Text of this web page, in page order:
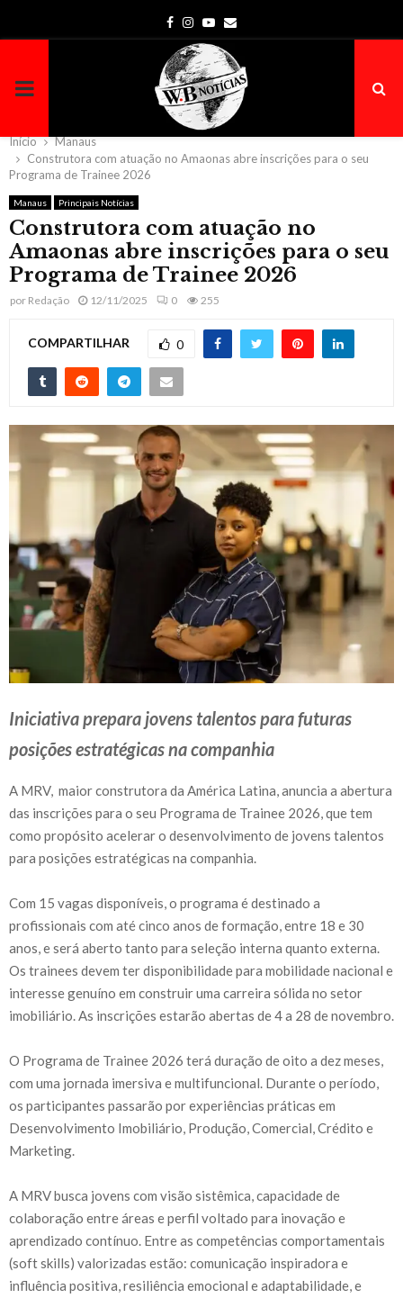
Facebook
Instagram
Youtube
Email
PRIMARY
MENU
Início
Manaus
Construtora com atuação no Amaonas abre inscrições para o seu
Programa de Trainee 2026
Manaus Principais Notícias
Construtora com atuação no
Amaonas abre inscrições para o seu
Programa de Trainee 2026
por Redação 12/11/2025 0 255
COMPARTILHAR 0
Iniciativa prepara jovens talentos para futuras
posições estratégicas na companhia
A MRV, maior construtora da América Latina, anuncia a abertura
das inscrições para o seu Programa de Trainee 2026, que tem
como propósito acelerar o desenvolvimento de jovens talentos
para posições estratégicas na companhia.
Com 15 vagas disponíveis, o programa é destinado a
profissionais com até cinco anos de formação, entre 18 e 30
anos, e será aberto tanto para seleção interna quanto externa.
Os trainees devem ter disponibilidade para mobilidade nacional e
interesse genuíno em construir uma carreira sólida no setor
imobiliário. As inscrições estarão abertas de 4 a 28 de novembro.
O Programa de Trainee 2026 terá duração de oito a dez meses,
com uma jornada imersiva e multifuncional. Durante o período,
os participantes passarão por experiências práticas em
Desenvolvimento Imobiliário, Produção, Comercial, Crédito e
Marketing.
A MRV busca jovens com visão sistêmica, capacidade de
colaboração entre áreas e perfil voltado para inovação e
aprendizado contínuo. Entre as competências comportamentais
(soft skills) valorizadas estão: comunicação inspiradora e
influência positiva, resiliência emocional e adaptabilidade, e